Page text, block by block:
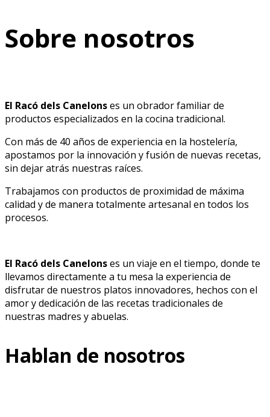
Sobre nosotros
El Racó dels Canelonses un obrador familiar de
productos especializados en la cocina tradicional.
Con más de 40 años de experiencia en la hostelería,
apostamos por la innovación y fusión de nuevas recetas,
sin dejar atrás nuestras raíces.
Trabajamos con productos de proximidad de máxima
calidad y de manera totalmente artesanal en todos los
procesos.
El Racó dels Canelonses un viaje en el tiempo, donde te
llevamos directamente a tu mesa la experiencia de
disfrutar de nuestros platos innovadores, hechos con el
amor y dedicación de las recetas tradicionales de
nuestras madres y abuelas.
Hablan de nosotros